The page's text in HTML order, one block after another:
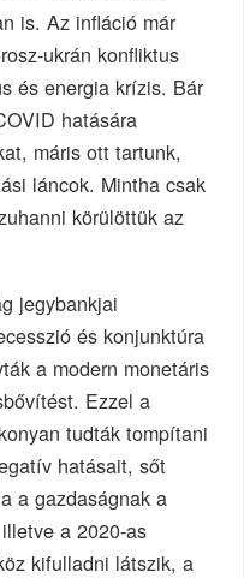
is. Az infláció már
ukrán konfliktus
és energia krízis. Bár
hatására
máris ott tartunk,
láncok. Mintha csak
körülöttük az
jegybankjai
és konjunktúra
a modern monetáris
Ezzel a
tudták tompítani
hatásait, sőt
a gazdaságnak a
a 2020-as
kifulladni látszik, a